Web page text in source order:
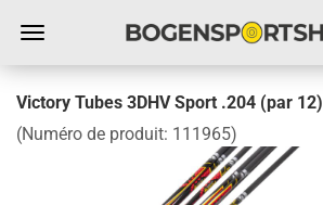
Victory Tubes 3DHV Sport .204 (par 12)
(Numéro de produit: 111965)